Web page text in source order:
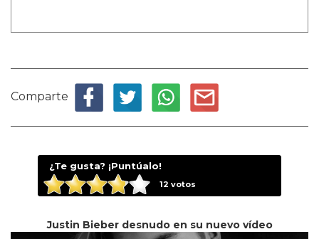
Comparte
¿Te gusta? ¡Puntúalo!
12 votos
Justin Bieber desnudo en su nuevo vídeo